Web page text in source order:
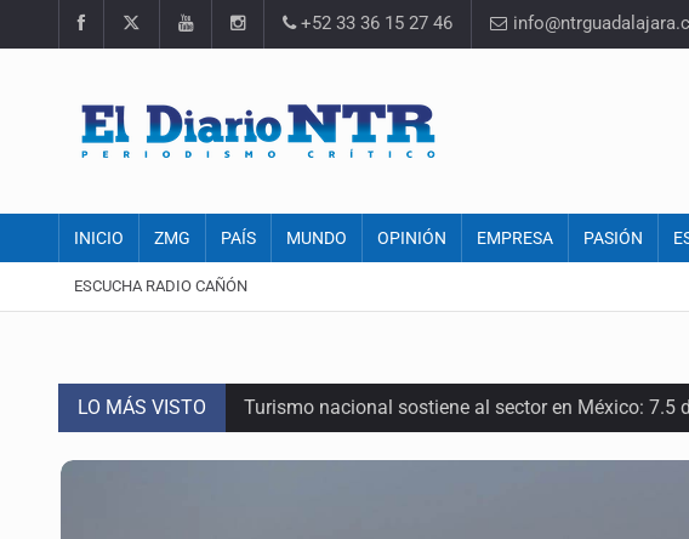
+52 33 36 15 27 46
INICIO ZMG PAÍS MUNDO OPINIÓN EMPRESA PASIÓN
ESCUCHA RADIO CAÑÓN
LO MÁS VISTO Turismo nacional sostiene al sector en México: 7.5
Día Internacional del Gato: La historia del felino